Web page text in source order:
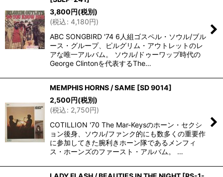
3,800円(税別)
(税込: 4,180円)
ABC SONGBIRD '74 6人組ゴスペル・ソウル/ブル
ース・グループ、ピルグリム・アウトレットのレ
アな唯一アルバム。 ソウル/ドゥーワップ時代の
George Clintonを代表するThe…
MEMPHIS HORNS / SAME [SD 9014]
2,500円(税別)
(税込: 2,750円)
COTILLION '70 The Mar-Keysのホーン・セクシ
ョン後身、ソウル/ファンク的にも数多くの重要作
に参加してきた腕利きホーン隊であるメンフィ
ス・ホーンズのファースト・アルバム。 …